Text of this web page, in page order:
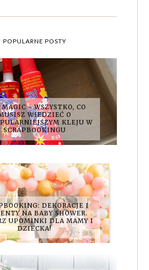
POPULARNE POSTY
MAGIC - WSZYSTKO, CO
WIEDZIEĆ O
KLEJU W
SCRAPBOOKINGU
DEKORACJE I
NA BABY SHOWER.
UPOMINKI DLA MAMY I
DZIECKA!